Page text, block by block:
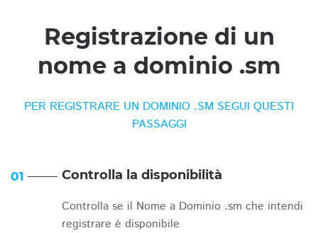
Registrazione di un
nome a dominio .sm
PER REGISTRARE UN DOMINIO .SM SEGUI QUESTI
PASSAGGI
01 Controlla la disponibilità
Controlla se il Nome a Dominio .sm che intendi
registrare è disponibile